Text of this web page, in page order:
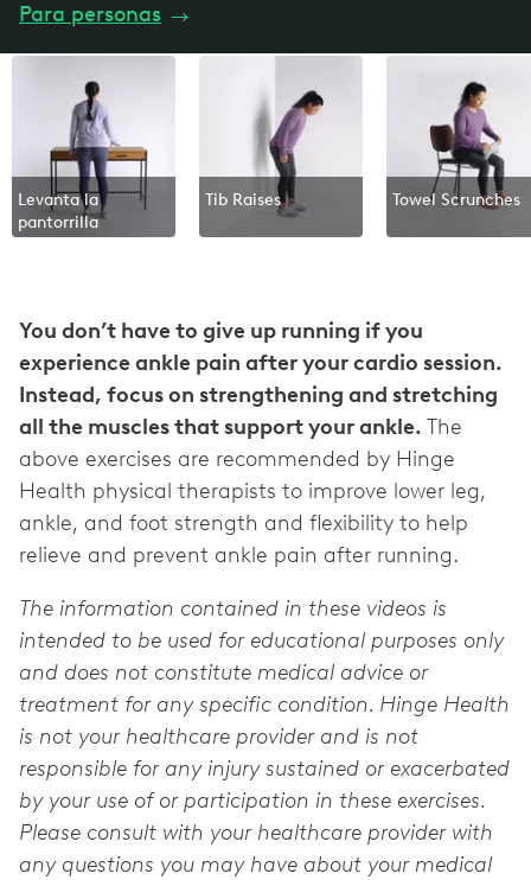
Para personas →
Levanta la
pantorrilla
Tib Raises Towel Scrunches
You don’t have to give up running if you
experience ankle pain after your cardio session.
Instead, focus on strengthening and stretching
all the muscles that support your ankle. The
above exercises are recommended by Hinge
Health physical therapists to improve lower leg,
ankle, and foot strength and flexibility to help
relieve and prevent ankle pain after running.
The information contained in these videos is
intended to be used for educational purposes only
and does not constitute medical advice or
treatment for any specific condition. Hinge Health
is not your healthcare provider and is not
responsible for any injury sustained or exacerbated
by your use of or participation in these exercises.
Please consult with your healthcare provider with
any questions you may have about your medical